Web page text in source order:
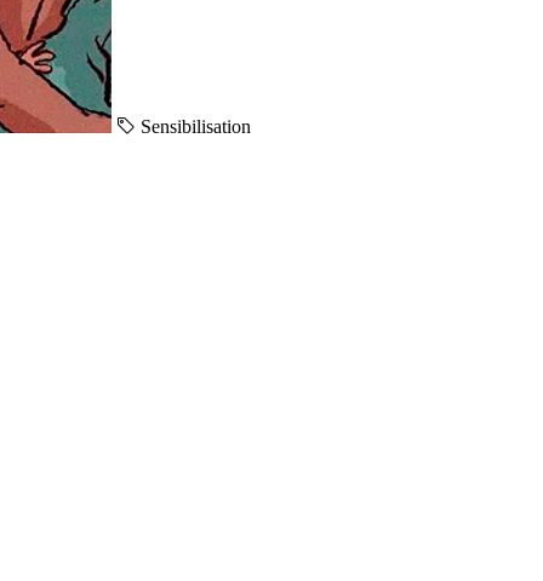
Sensibilisation